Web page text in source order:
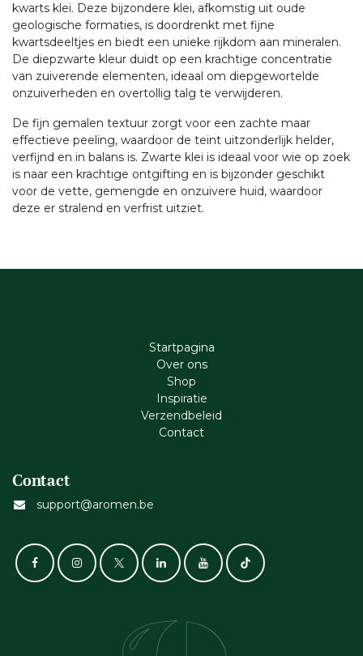
kwarts klei. Deze bijzondere klei, afkomstig uit oude
geologische formaties, is doordrenkt met fijne
kwartsdeeltjes en biedt een unieke rijkdom aan mineralen.
De diepzwarte kleur duidt op een krachtige concentratie
van zuiverende elementen, ideaal om diepgewortelde
onzuiverheden en overtollig talg te verwijderen.
De fijn gemalen textuur zorgt voor een zachte maar
effectieve peeling, waardoor de teint uitzonderlijk helder,
verfijnd en in balans is. Zwarte klei is ideaal voor wie op zoek
is naar een krachtige ontgifting en is bijzonder geschikt
voor de vette, gemengde en onzuivere huid, waardoor
deze er stralend en verfrist uitziet.
Startpagina
Ove​r​ ons
Shop
Inspiratie
Verzendbeleid
Cont​act
Contact
support@aromen.be